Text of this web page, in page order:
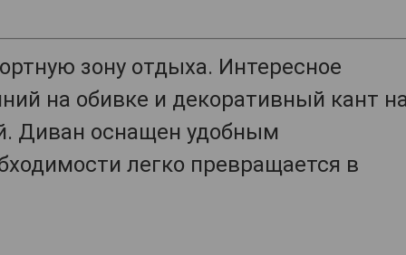
зону отдыха. Интересное
на обивке и декоративный кант
Диван оснащен удобным
легко превращается в